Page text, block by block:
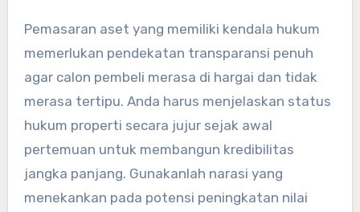
Pemasaran aset yang memiliki kendala hukum
memerlukan pendekatan transparansi penuh
agar calon pembeli merasa di hargai dan tidak
merasa tertipu. Anda harus menjelaskan status
hukum properti secara jujur sejak awal
pertemuan untuk membangun kredibilitas
jangka panjang. Gunakanlah narasi yang
menekankan pada potensi peningkatan nilai